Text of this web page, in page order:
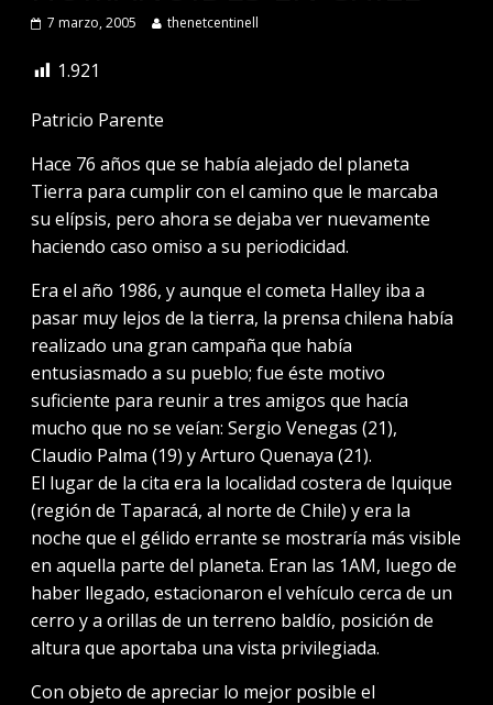
7 marzo, 2005 thenetcentinell
1.921
Patricio Parente
Hace 76 años que se había alejado del planeta
Tierra para cumplir con el camino que le marcaba
su elípsis, pero ahora se dejaba ver nuevamente
haciendo caso omiso a su periodicidad.
Era el año 1986, y aunque el cometa Halley iba a
pasar muy lejos de la tierra, la prensa chilena había
realizado una gran campaña que había
entusiasmado a su pueblo; fue éste motivo
suficiente para reunir a tres amigos que hacía
mucho que no se veían: Sergio Venegas (21),
Claudio Palma (19) y Arturo Quenaya (21).
El lugar de la cita era la localidad costera de Iquique
(región de Taparacá, al norte de Chile) y era la
noche que el gélido errante se mostraría más visible
en aquella parte del planeta. Eran las 1AM, luego de
haber llegado, estacionaron el vehículo cerca de un
cerro y a orillas de un terreno baldío, posición de
altura que aportaba una vista privilegiada.
Con objeto de apreciar lo mejor posible el